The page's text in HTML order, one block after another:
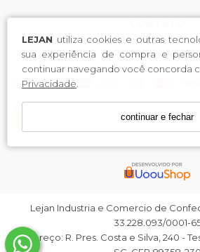
LEJAN utiliza cookies e outras
sua experiência de compra e
continuar navegando você concorda
Privacidade.
continuar e fechar
Lejan Industria e Comercio de
33.228.093/0001-
Endereço: R. Pres. Costa e Silva, 240 -